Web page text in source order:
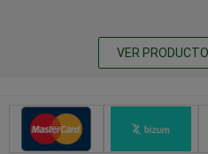
VER
Métodos de